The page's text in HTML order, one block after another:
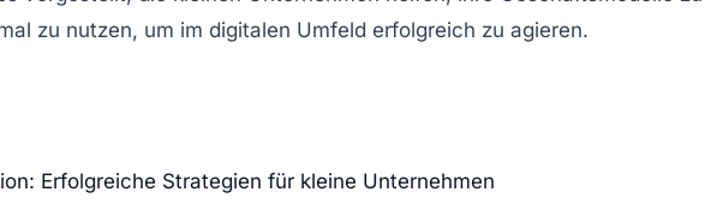
zu nutzen, um im digitalen Umfeld erfolgreich zu agieren.
Erfolgreiche Strategien für kleine Unternehmen